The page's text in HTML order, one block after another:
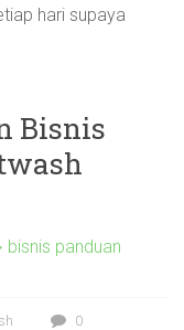
hari supaya
Bisnis
bisnis panduan
0